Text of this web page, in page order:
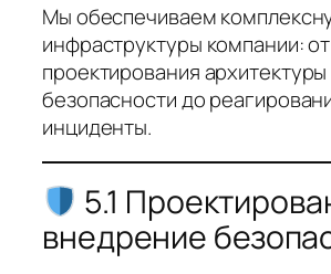
Мы обеспечиваем
инфраструктуры компании: от
проектирования архитектуры
безопасности до
инциденты.
5.1
внедрение